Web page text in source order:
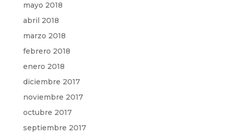
mayo 2018
abril 2018
marzo 2018
febrero 2018
enero 2018
diciembre 2017
noviembre 2017
octubre 2017
septiembre 2017